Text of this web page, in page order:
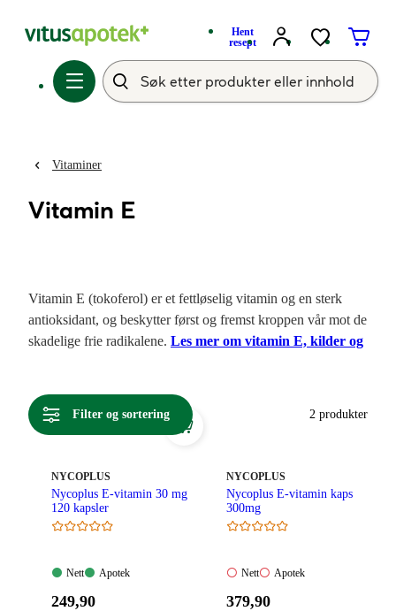
Hent
resept
Vitaminer
Vitamin E
Vitamin E (tokoferol) er et fettløselig vitamin og en sterk
antioksidant, og beskytter først og fremst kroppen vår mot de
skadelige frie radikalene. Les mer om vitamin E, kilder og
fleste multivitamin-preparater. Se vårt utvalg av vitamin E
her.
Filter og sortering 2 produkter
MERKE:
NYCOPLUS
Nycoplus E-vitamin 30 mg
120 kapsler
Nett:
Nett
Apotek:
Apotek
Pris:
249,90
MERKE:
NYCOPLUS
Nycoplus E-vitamin kaps
300mg
Nett:
tilgjengelig
Nett
Apotek:
Apotek
Pris:
379,90